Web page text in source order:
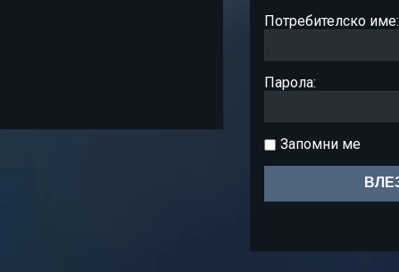
Потребителско име:
Парола:
Запомни ме